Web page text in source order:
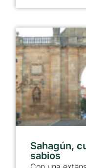
Sahagún,
sabios